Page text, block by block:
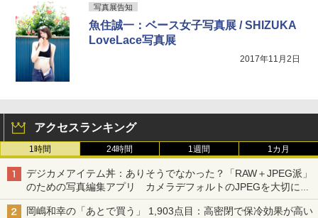
写真展告知
魚住誠一：ベース女子写真展 / SHIZUKA
LoveLace写真展
2017年11月2日
アクセスランキング
1時間 24時間 1週間 1カ月
デジカメアイテム丼：ありそうでなかった？「RAW＋JPEG派」
のための写真編集アプリ カメラデフォルトのJPEGを大切にす
る「Filmator」
岡嶋和幸の「あとで買う」 1,903点目：高密閉で保冷効果が高い